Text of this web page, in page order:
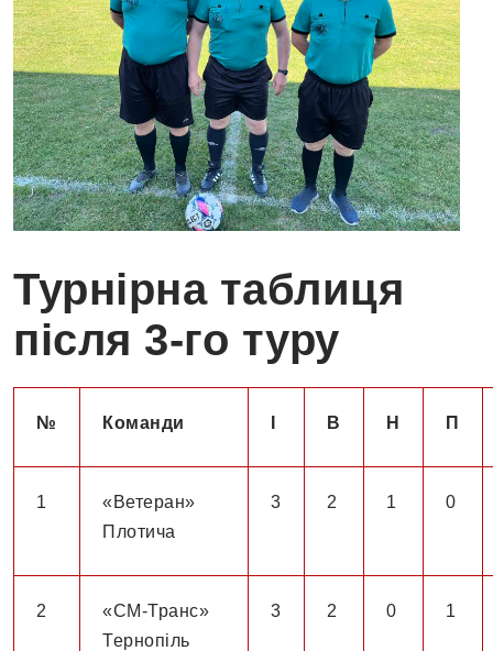
Турнірна таблиця
після 3-го туру
№ Команди В Н П
1
«Ветеран»
Плотича
3 2 1 0
2
«СМ-Транс»
Тернопіль
3 2 0 1